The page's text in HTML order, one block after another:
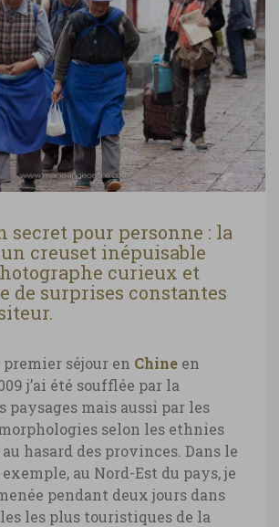
secret pour personne : la
creuset inépuisable
curieux et
de surprises constantes
séjour en Chine en
j’ai été soufflée par la
paysages mais aussi par les
selon les ethnies
hasard des provinces. Dans le
au Nord-Est du pays, je
pendant deux jours dans
les plus touristiques de la